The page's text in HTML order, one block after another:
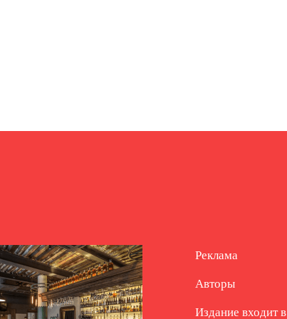
Реклама
Авторы
Издание входит в